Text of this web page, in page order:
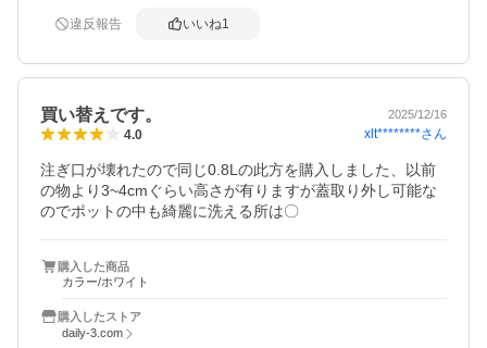
違反報告 いいね1
買い替えです。 2025/12/16
4.0 xlt********さん
注ぎ口が壊れたので同じ0.8Lの此方を購入しました、以前
の物より3~4cmぐらい高さが有りますが蓋取り外し可能な
のでポットの中も綺麗に洗える所は〇
購入した商品
カラー/ホワイト
購入したストア
daily-3.com